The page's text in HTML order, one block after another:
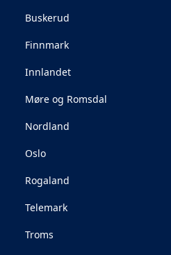
Buskerud
Finnmark
Innlandet
Møre og Romsdal
Nordland
Oslo
Rogaland
Telemark
Troms